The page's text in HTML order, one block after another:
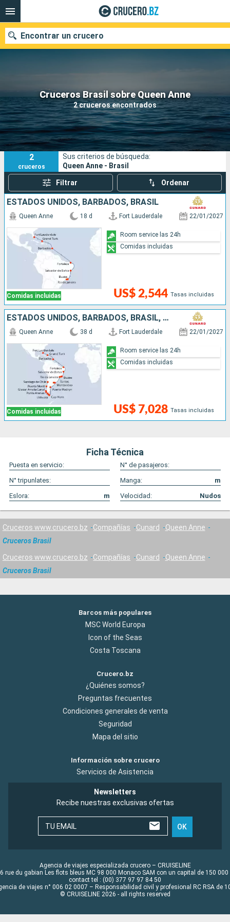
Cruceros Brasil sobre Queen Anne
2 cruceros encontrados
Encontrar un crucero
Nuestros destinos
Fecha de salida
Puertos Compañías
2
cruceros
Sus criterios de búsqueda:
Queen Anne - Brasil
Filtrar Ordenar
ESTADOS UNIDOS, BARBADOS, BRASIL
Comidas incluidas
Queen Anne 18 d Fort Lauderdale 22/01/2027
US$ 2,544 Tasas incluidas
Room service las 24h
Comidas incluidas
ESTADOS UNIDOS, BARBADOS, BRASIL, URUGUAY, ARGENTINA, CHILE
Comidas incluidas
Queen Anne 38 d Fort Lauderdale 22/01/2027
US$ 7,028 Tasas incluidas
Room service las 24h
Comidas incluidas
Ficha Técnica
Puesta en servicio:
N° de pasajeros:
N° tripunlates:
Manga:
m
Eslora:
m Velocidad: Nudos
Cruceros www.crucero.bz Compañías Cunard
Queen Anne
Cruceros Brasil
Cruceros www.crucero.bz Compañías Cunard
Queen Anne
Cruceros Brasil
Barcos más populares
MSC World Europa
Icon of the Seas
Costa Toscana
Crucero.bz
¿Quiénes somos?
Preguntas frecuentes
Condiciones generales de venta
Seguridad
Mapa del sitio
Información sobre crucero
Servicios de Asistencia
Newsletters
Recibe nuestras exclusivas ofertas
TU EMAIL OK
Agencia de viajes especializada crucero – CRUISELINE
rue du gabian Les flots bleus MC 98 000 Monaco SAM con un capital de 150 000
contact tel : (00) 377 97 97 84 50
de viajes n° 006 02 0007 – Responsabilidad civil y profesional RC RSA de
© CRUISELINE 2026 - all rights reserved